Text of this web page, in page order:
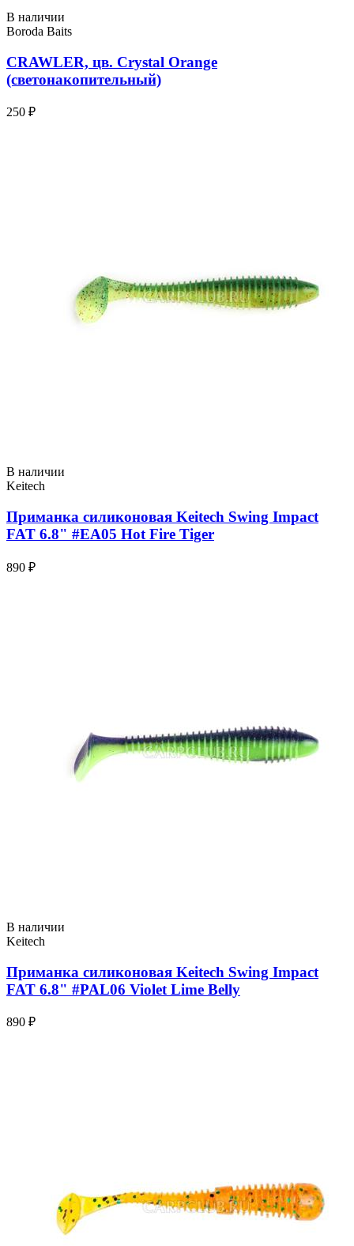
В наличии
Boroda Baits
CRAWLER, цв. Crystal Orange
(светонакопительный)
250 ₽
В наличии
Keitech
Приманка силиконовая Keitech Swing Impact
FAT 6.8" #EA05 Hot Fire Tiger
890 ₽
В наличии
Keitech
Приманка силиконовая Keitech Swing Impact
FAT 6.8" #PAL06 Violet Lime Belly
890 ₽